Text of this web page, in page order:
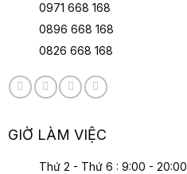
0971 668 168
0896 668 168
0826 668 168
GIỜ LÀM VIỆC
Thứ 2 - Thứ 6 : 9:00 - 20:00